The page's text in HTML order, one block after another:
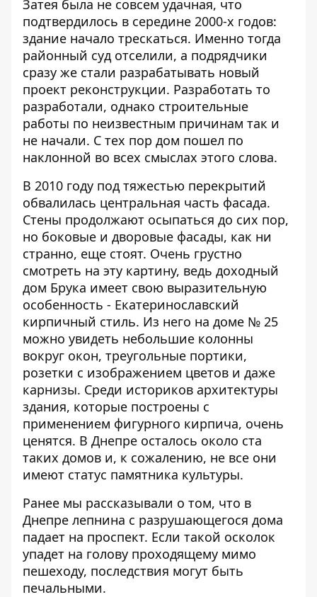
Затея была не совсем удачная, что
подтвердилось в середине 2000-х годов:
здание начало трескаться. Именно тогда
районный суд отселили, а подрядчики
сразу же стали разрабатывать новый
проект реконструкции. Разработать то
разработали, однако строительные
работы по неизвестным причинам так и
не начали. С тех пор дом пошел по
наклонной во всех смыслах этого слова.
В 2010 году под тяжестью перекрытий
обвалилась центральная часть фасада.
Стены продолжают осыпаться до сих пор,
но боковые и дворовые фасады, как ни
странно, еще стоят. Очень грустно
смотреть на эту картину, ведь доходный
дом Брука имеет свою выразительную
особенность - Екатеринославский
кирпичный стиль. Из него на доме № 25
можно увидеть небольшие колонны
вокруг окон, треугольные портики,
розетки с изображением цветов и даже
карнизы. Среди историков архитектуры
здания, которые построены с
применением фигурного кирпича, очень
ценятся. В Днепре осталось около ста
таких домов и, к сожалению, не все они
имеют статус памятника культуры.
Ранее мы рассказывали о том, что в
Днепре лепнина с разрушающегося дома
падает на проспект. Если такой осколок
упадет на голову проходящему мимо
пешеходу, последствия могут быть
печальными.